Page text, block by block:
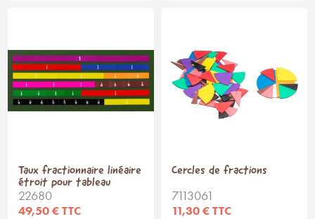
Taux fractionnaire linéaire
étroit pour tableau
22680
49,50 € TTC
Cercles de fractions
7113061
11,30 € TTC